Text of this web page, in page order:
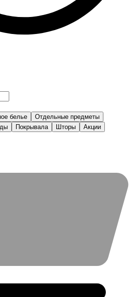
белье
Отдельные предметы
Покрывала Шторы Акции